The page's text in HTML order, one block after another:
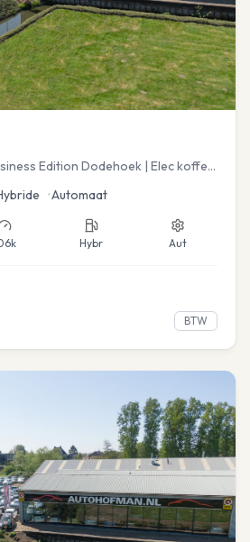
Edition Dodehoek | Elec koffer
•Automaat
Hybr Aut
BTW